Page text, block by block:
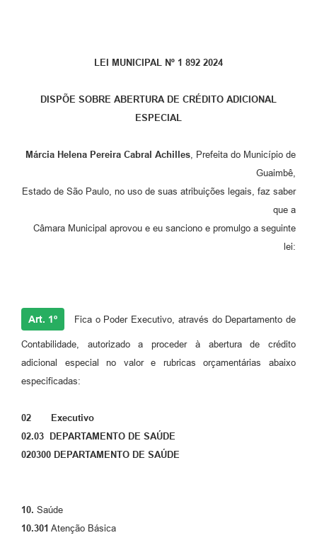
LEI MUNICIPAL Nº 1 892 2024
DISPÕE SOBRE ABERTURA DE CRÉDITO ADICIONAL
ESPECIAL
Márcia Helena Pereira Cabral Achilles , Prefeita do Município de
Guaimbê,
Estado de São Paulo, no uso de suas atribuições legais, faz saber
que a
Câmara Municipal aprovou e eu sanciono e promulgo a seguinte
lei:
Art. 1º Fica o Poder Executivo, através do Departamento de
Contabilidade, autorizado a proceder à abertura de crédito
adicional especial no valor e rubricas orçamentárias abaixo
especificadas:
02 Executivo
02.03 DEPARTAMENTO DE SAÚDE
020300 DEPARTAMENTO DE SAÚDE
10. Saúde
10.301 Atenção Básica